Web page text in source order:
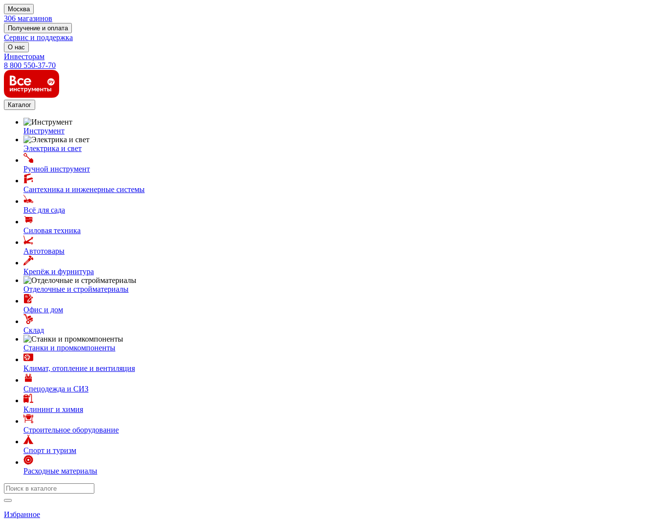
Москва
306 магазинов
Получение и оплата
Сервис и поддержка
О нас
Инвесторам
8 800 550-37-70
Каталог
Инструмент
Электрика и свет
Ручной инструмент
Сантехника и инженерные системы
Всё для сада
Силовая техника
Автотовары
Крепёж и фурнитура
Отделочные и стройматериалы
Офис и дом
Склад
Станки и промкомпоненты
Климат, отопление и вентиляция
Спецодежда и СИЗ
Клининг и химия
Строительное оборудование
Спорт и туризм
Расходные материалы
Избранное